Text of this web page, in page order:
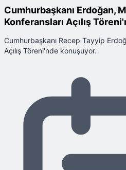
Cumhurbaşkanı Erdoğan,
Konferansları Açılış
Cumhurbaşkanı Recep Tayyip
Açılış Töreni'nde konuşuyor.